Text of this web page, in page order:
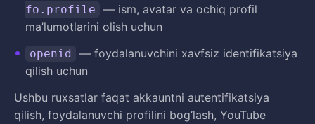
fo.profile
— ism, avatar va ochiq profil
ma’lumotlarini olish uchun
openid
— foydalanuvchini xavfsiz identifikatsiya
qilish uchun
Ushbu ruxsatlar faqat akkauntni autentifikatsiya
qilish, foydalanuvchi profilini bog‘lash, YouTube